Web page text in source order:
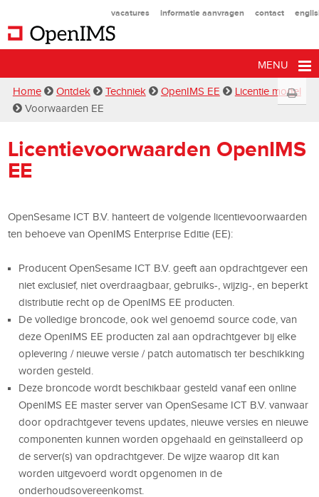
vacatures informatie aanvragen contact
MENU
Home Ontdek Techniek OpenIMS EE
Licentie model
Voorwaarden EE
Licentievoorwaarden OpenIMS
EE
OpenSesame ICT B.V. hanteert de volgende licentievoorwaarden
ten behoeve van OpenIMS Enterprise Editie (EE):
Producent OpenSesame ICT B.V. geeft aan opdrachtgever een
niet exclusief, niet overdraagbaar, gebruiks-, wijzig-, en beperkt
distributie recht op de OpenIMS EE producten.
De volledige broncode, ook wel genoemd source code, van
deze OpenIMS EE producten zal aan opdrachtgever bij elke
oplevering / nieuwe versie / patch automatisch ter beschikking
worden gesteld.
Deze broncode wordt beschikbaar gesteld vanaf een online
OpenIMS EE master server van OpenSesame ICT B.V. vanwaar
door opdrachtgever tevens updates, nieuwe versies en nieuwe
componenten kunnen worden opgehaald en geïnstalleerd op
de server(s) van opdrachtgever. De wijze waarop dit kan
worden uitgevoerd wordt opgenomen in de
onderhoudsovereenkomst.